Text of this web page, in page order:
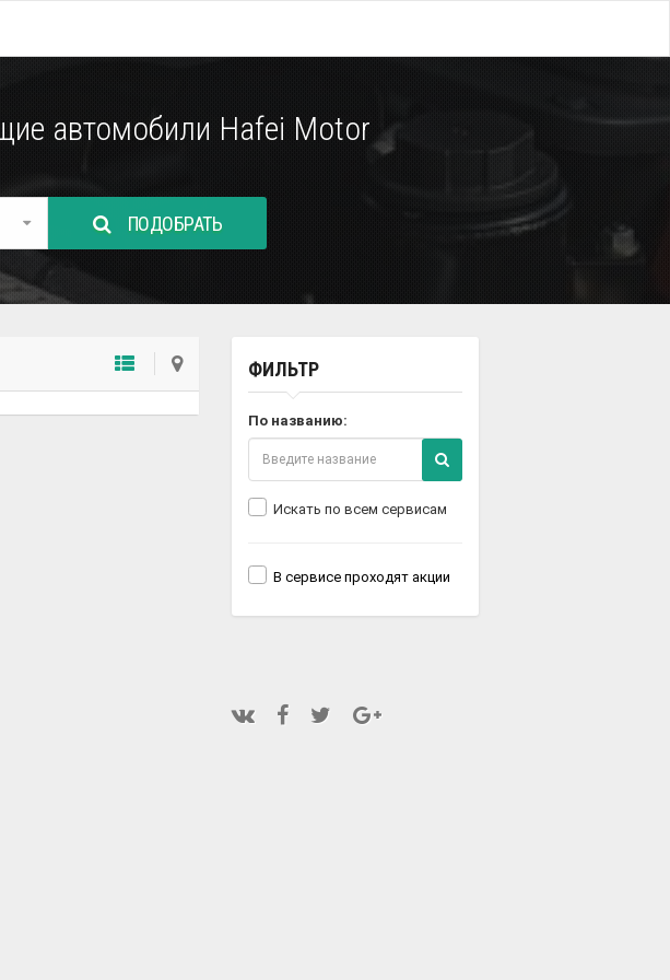
автомобили Hafei Motor
ПОДОБРАТЬ
ФИЛЬТР
По названию:
Искать по всем сервисам
В сервисе проходят акции